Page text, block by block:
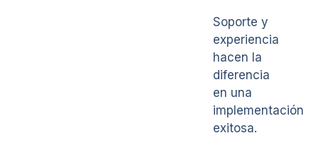
Soporte y
experiencia
hacen la
diferencia
en una
implementación
exitosa.